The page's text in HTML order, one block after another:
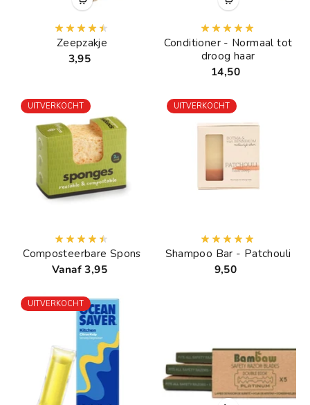
Zeepzakje
3,95
Conditioner - Normaal tot
droog haar
14,50
UITVERKOCHT
Composteerbare Spons
Vanaf 3,95
UITVERKOCHT
Shampoo Bar - Patchouli
9,50
UITVERKOCHT